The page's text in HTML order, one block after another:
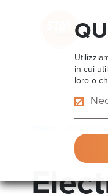
in cui
loro o